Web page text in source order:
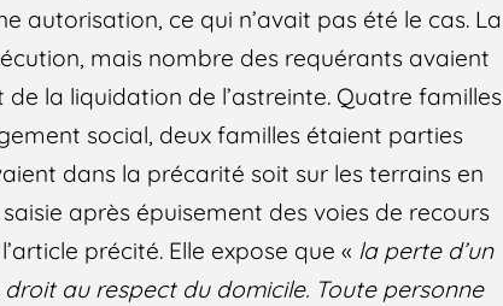
autorisation, ce qui n’avait pas été le cas. La
mais nombre des requérants avaient
la liquidation de l’astreinte. Quatre familles
social, deux familles étaient parties
dans la précarité soit sur les terrains en
après épuisement des voies de recours
précité. Elle expose que « la perte d’un
au respect du domicile. Toute personne